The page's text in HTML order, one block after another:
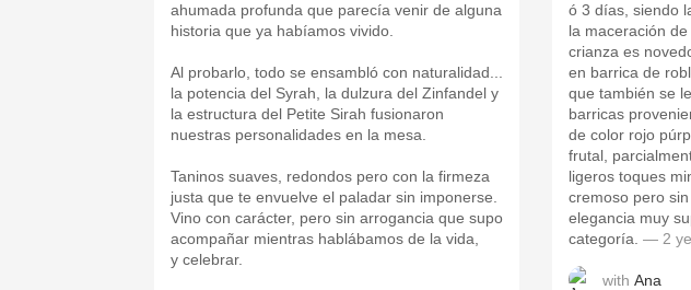
ahumada profunda que parecía venir de alguna
historia que ya habíamos vivido.
Al probarlo, todo se ensambló con naturalidad...
la potencia del Syrah, la dulzura del Zinfandel y
la estructura del Petite Sirah fusionaron
nuestras personalidades en la mesa.
Taninos suaves, redondos pero con la firmeza
justa que te envuelve el paladar sin imponerse.
Vino con carácter, pero sin arrogancia que supo
acompañar mientras hablábamos de la vida,
y celebrar.
ó 3 días, siendo
la maceración
crianza es
en barrica de
que también se
barricas
de color rojo
frutal,
ligeros toques
cremoso pero
elegancia muy
categoría. — 2
with Ana